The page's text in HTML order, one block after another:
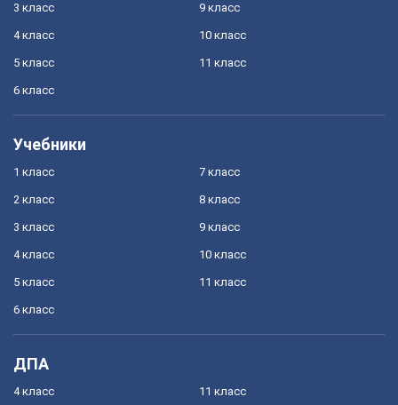
3 класс
4 класс
5 класс
6 класс
9 класс
10 класс
11 класс
Учебники
1 класс
2 класс
3 класс
4 класс
5 класс
6 класс
7 класс
8 класс
9 класс
10 класс
11 класс
ДПА
4 класс 11 класс